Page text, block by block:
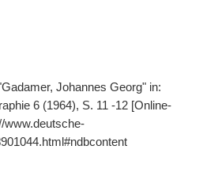
Johannes Georg" in:
6 (1964), S. 11 -12 [Online-
www.deutsche-